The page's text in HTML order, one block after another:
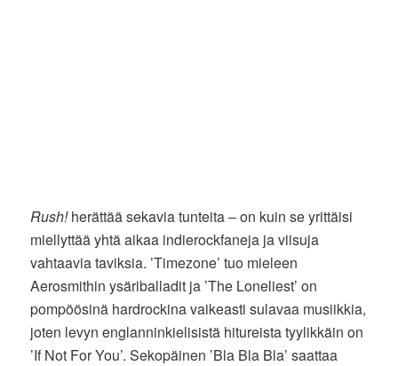
Rush!herättää sekavia tunteita – on kuin se yrittäisi
miellyttää yhtä aikaa indierockfaneja ja viisuja
vahtaavia taviksia. ’Timezone’ tuo mieleen
Aerosmithin ysäriballadit ja ’The Loneliest’ on
pompöösinä hardrockina vaikeasti sulavaa musiikkia,
joten levyn englanninkielisistä hitureista tyylikkäin on
’If Not For You’. Sekopäinen ’Bla Bla Bla’ saattaa